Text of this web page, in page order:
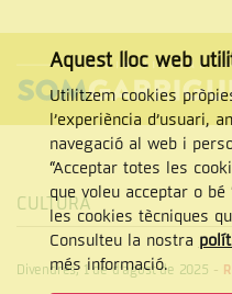
NAVEGACIÓ
Cercar
CULTURA
Divendres, 1 de d’agost de 2025 -
Aquest lloc web
Utilitzem cookies
l’experiència d’usuari,
navegació al web i
“Acceptar totes les
que voleu acceptar o bé
les cookies tècniques
Consulteu la nostra
més informació.